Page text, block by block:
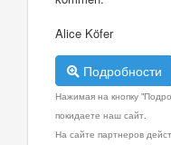
Alice Köfer
Подробности
Нажимая на кнопку
покидаете наш сайт.
На сайте партнеров